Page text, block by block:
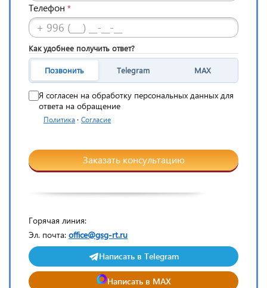
Телефон *
Как удобнее получить ответ?
Позвонить Telegram MAX
Я согласен на обработку персональных данных для
ответа на обращение
Политика · Согласие
Заказать консультацию
Горячая линия:
Эл. почта: office@gsg-rt.ru
Написать в Telegram
Написать в MAX